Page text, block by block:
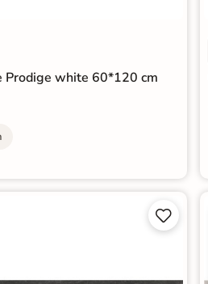
white 60*120 cm

